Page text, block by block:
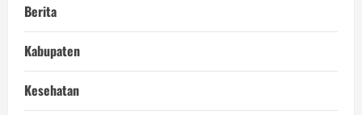
Berita
Kabupaten
Kesehatan